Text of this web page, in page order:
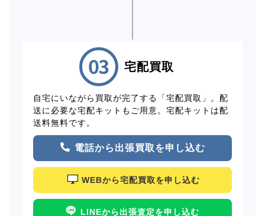
宅配買取
自宅にいながら買取が完了する「宅配買取」。配
送に必要な宅配キットもご用意。宅配キットは配
送料無料です。
電話から出張買取を申し込む
WEBから宅配買取を申し込む
LINEから出張査定を申し込む